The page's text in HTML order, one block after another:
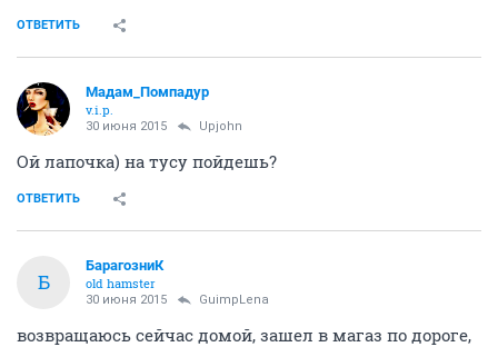
ОТВЕТИТЬ
Мадам_Помпадур
v.i.p.
30 июня 2015 Upjohn
Ой лапочка) на тусу пойдешь?
ОТВЕТИТЬ
Б
БарагозниК
old hamster
30 июня 2015 GuimpLena
возвращаюсь сейчас домой, зашел в магаз по дороге,